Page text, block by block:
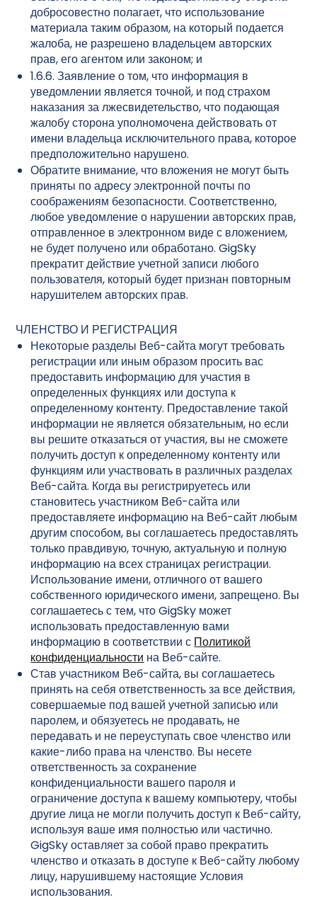
добросовестно полагает, что использование
материала таким образом, на который подается
жалоба, не разрешено владельцем авторских
прав, его агентом или законом; и
1.6.6. Заявление о том, что информация в
уведомлении является точной, и под страхом
наказания за лжесвидетельство, что подающая
жалобу сторона уполномочена действовать от
имени владельца исключительного права, которое
предположительно нарушено.
Обратите внимание, что вложения не могут быть
приняты по адресу электронной почты по
соображениям безопасности. Соответственно,
любое уведомление о нарушении авторских прав,
отправленное в электронном виде с вложением,
не будет получено или обработано. GigSky
прекратит действие учетной записи любого
пользователя, который будет признан повторным
нарушителем авторских прав.
ЧЛЕНСТВО И РЕГИСТРАЦИЯ
Некоторые разделы Веб-сайта могут требовать
регистрации или иным образом просить вас
предоставить информацию для участия в
определенных функциях или доступа к
определенному контенту. Предоставление такой
информации не является обязательным, но если
вы решите отказаться от участия, вы не сможете
получить доступ к определенному контенту или
функциям или участвовать в различных разделах
Веб-сайта. Когда вы регистрируетесь или
становитесь участником Веб-сайта или
предоставляете информацию на Веб-сайт любым
другим способом, вы соглашаетесь предоставлять
только правдивую, точную, актуальную и полную
информацию на всех страницах регистрации.
Использование имени, отличного от вашего
собственного юридического имени, запрещено. Вы
соглашаетесь с тем, что GigSky может
использовать предоставленную вами
информацию в соответствии с Политикой
конфиденциальности на Веб-сайте.
Став участником Веб-сайта, вы соглашаетесь
принять на себя ответственность за все действия,
совершаемые под вашей учетной записью или
паролем, и обязуетесь не продавать, не
передавать и не переуступать свое членство или
какие-либо права на членство. Вы несете
ответственность за сохранение
конфиденциальности вашего пароля и
ограничение доступа к вашему компьютеру, чтобы
другие лица не могли получить доступ к Веб-сайту,
используя ваше имя полностью или частично.
GigSky оставляет за собой право прекратить
членство и отказать в доступе к Веб-сайту любому
лицу, нарушившему настоящие Условия
использования.